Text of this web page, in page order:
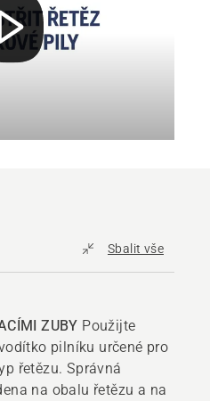
Sbalit vše
ZUBY Použijte
pilníku určené pro
řetězu. Správná
na obalu řetězu a na